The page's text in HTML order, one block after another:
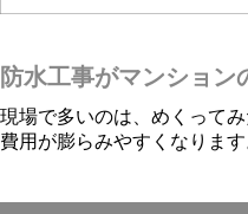
防水工事がマンショ
現場で多いのは、めくってみ
費用が膨らみやすくなります